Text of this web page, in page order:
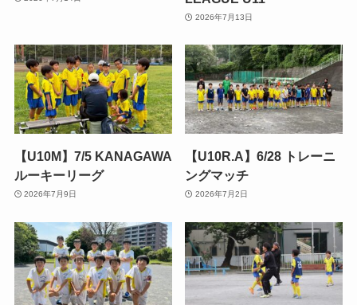
2026年7月13日
【U10M】7/5 KANAGAWA
ルーキーリーグ
2026年7月9日
【U10R.A】6/28 トレーニ
ングマッチ
2026年7月2日